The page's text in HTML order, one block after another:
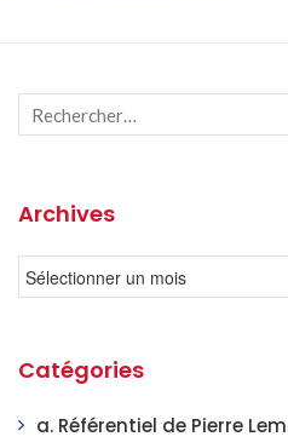
Archives
Catégories
a. Référentiel de Pierre